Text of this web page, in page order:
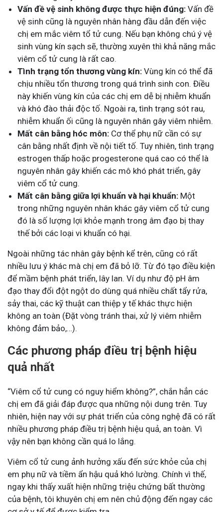
Vấn đề vệ sinh không được thực hiện đúng: Vấn đề
vệ sinh cũng là nguyên nhân hàng đầu dẫn đến việc
chị em mắc viêm tổ tử cung. Nếu bạn không chú ý vệ
sinh vùng kín sạch sẽ, thường xuyên thì khả năng mắc
viêm cổ tử cung là rất cao.
Tình trạng tổn thương vùng kín: Vùng kín có thể đã
chịu nhiều tổn thương trong quá trình sinh con. Điều
này khiến vùng kín của các chị em dễ bị nhiễm khuẩn
và khó đào thải độc tố. Ngoài ra, tình trạng sót rau,
nhiễm khuẩn ối cũng là nguyên nhân gây viêm nhiễm.
Mất cân bằng hóc môn: Cơ thể phụ nữ cần có sự
cân bằng nhất định về nội tiết tố. Tuy nhiên, tình trạng
estrogen thấp hoặc progesterone quá cao có thể là
nguyên nhân gây khiến các mô khó phát triển, gây
viêm cổ tử cung.
Mất cân bằng giữa lợi khuẩn và hại khuẩn: Một
trong những nguyên nhân khác gây viêm cổ tử cung
đó là số lượng lợi khỏe mạnh trong âm đạo bị thay
thế bởi các loại vi khuẩn có hại.
Ngoài những tác nhân gây bệnh kể trên, cũng có rất
nhiều lưu ý khác mà chị em đã bỏ lỡ. Từ đó tạo điều kiện
để mầm bệnh phát triển, lây lan. Ví dụ như độ pH âm
đạo thay đổi đột ngột do dùng quá nhiều chất tẩy rửa,
sảy thai, các kỹ thuật can thiệp y tế khác thực hiện
không an toàn (Đặt vòng tránh thai, xử lý viêm nhiễm
không đảm bảo,…).
Các phương pháp điều trị bệnh hiệu
quả nhất
“Viêm cổ tử cung có nguy hiểm không?”, chắn hẳn các
chị em đã giải đáp được qua những nội dung trên. Tuy
nhiên, hiện nay với sự phát triển của công nghệ đã có rất
nhiều phương pháp điều trị bệnh hiệu quả, an toàn. Vì
vậy nên bạn không cần quá lo lắng.
Viêm cổ tử cung ảnh hưởng xấu đến sức khỏe của chị
em phụ nữ và tiềm ẩn hậu quả khó lường. Chính vì thế,
ngay khi thấy xuất hiện những triệu chứng bất thường
của bệnh, tôi khuyên chị em nên chủ động đến ngay các